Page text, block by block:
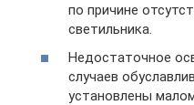
по причине
светильника.
Недостаточное
случаев
установлены